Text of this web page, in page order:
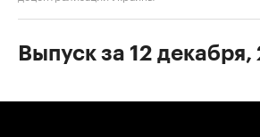
Выпуск за 12 декабря,